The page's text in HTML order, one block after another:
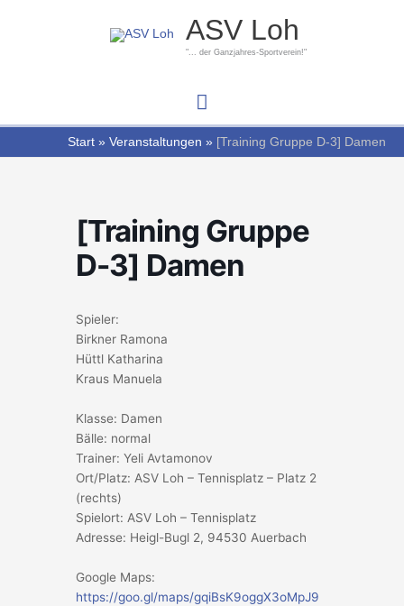
ASV Loh
"... der Ganzjahres-Sportverein!"
Hauptmenü
Start Veranstaltungen [Training Gruppe D-3] Damen
[Training Gruppe
D-3] Damen
Spieler:
Birkner Ramona
Hüttl Katharina
Kraus Manuela
Klasse: Damen
Bälle: normal
Trainer: Yeli Avtamonov
Ort/Platz: ASV Loh – Tennisplatz – Platz 2
(rechts)
Spielort: ASV Loh – Tennisplatz
Adresse: Heigl-Bugl 2, 94530 Auerbach
Google Maps:
https://goo.gl/maps/gqiBsK9oggX3oMpJ9